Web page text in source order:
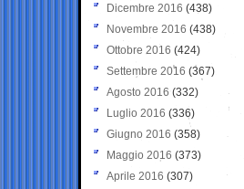
Dicembre 2016 (438)
Novembre 2016 (438)
Ottobre 2016 (424)
Settembre 2016 (367)
Agosto 2016 (332)
Luglio 2016 (336)
Giugno 2016 (358)
Maggio 2016 (373)
Aprile 2016 (307)